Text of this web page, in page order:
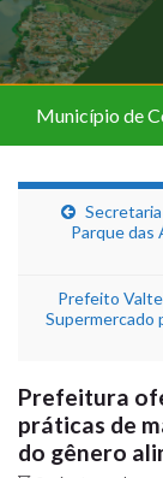
Município de
Parque das
Prefeito
Supermercado
Prefeitura
práticas de
do gênero